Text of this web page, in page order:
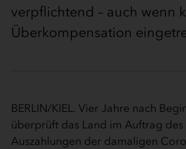
verpflichtend – auch wenn
Überkompensation
BERLIN/KIEL. Vier Jahre nach
überprüft das Land im Auftrag
Auszahlungen der damaligen